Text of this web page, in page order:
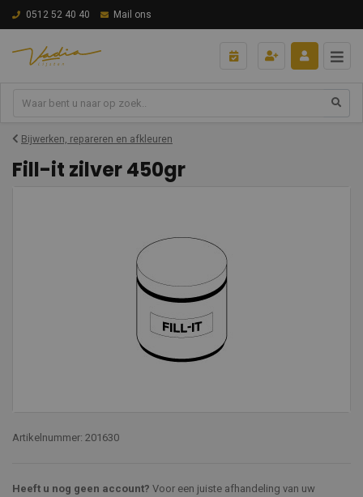
0512 52 40 40 Mail ons
Bijwerken, repareren en afkleuren
Fill-it zilver 450gr
Artikelnummer: 201630
Heeft u nog geen account? Voor een juiste afhandeling van uw